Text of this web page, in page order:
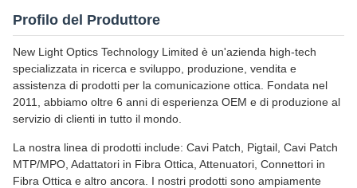
Profilo del Produttore
New Light Optics Technology Limited è un'azienda high-tech
specializzata in ricerca e sviluppo, produzione, vendita e
assistenza di prodotti per la comunicazione ottica. Fondata nel
2011, abbiamo oltre 6 anni di esperienza OEM e di produzione al
servizio di clienti in tutto il mondo.
La nostra linea di prodotti include: Cavi Patch, Pigtail, Cavi Patch
MTP/MPO, Adattatori in Fibra Ottica, Attenuatori, Connettori in
Fibra Ottica e altro ancora. I nostri prodotti sono ampiamente